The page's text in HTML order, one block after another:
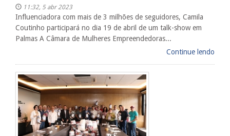
11:32, 5 abr 2023
Influenciadora com mais de 3 milhões de seguidores, Camila
Coutinho participará no dia 19 de abril de um talk-show em
Palmas A Câmara de Mulheres Empreendedoras...
Continue lendo